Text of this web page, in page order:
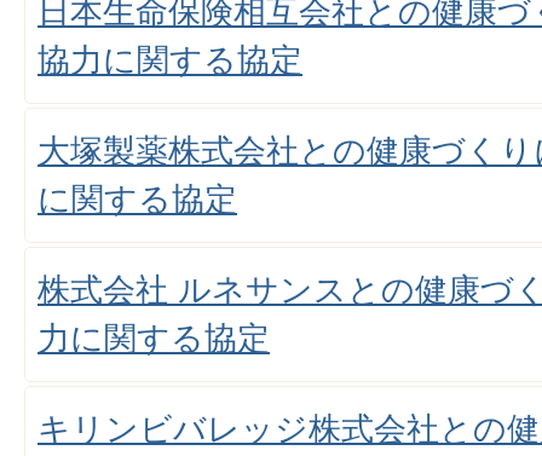
日本生命保険相互会社との健康
協力に関する協定
大塚製薬株式会社との健康づく
に関する協定
株式会社 ルネサンスとの健康づ
力に関する協定
キリンビバレッジ株式会社との